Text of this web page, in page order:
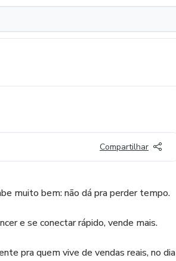
Compartilhar
muito bem: não dá pra perder tempo.
e se conectar rápido, vende mais.
pra quem vive de vendas reais, no dia